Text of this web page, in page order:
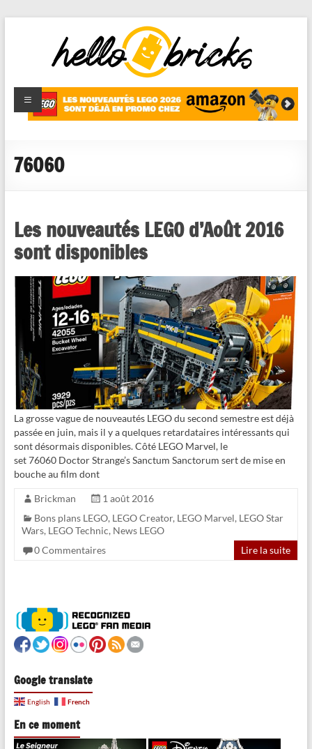
HelloBricks
Blog LEGO,
nouveaut�s
reviews
76060
Les nouveautés LEGO d’Août 2016
sont disponibles
La grosse vague de nouveautés LEGO du second semestre est déjà
passée en juin, mais il y a quelques retardataires intéressants qui
sont désormais disponibles. Côté LEGO Marvel, le
set 76060 Doctor Strange’s Sanctum Sanctorum sert de mise en
bouche au film dont
Brickman
1 août 2016
Bons plans LEGO, LEGO Creator, LEGO Marvel, LEGO Star
Wars, LEGO Technic, News LEGO
0 Commentaires
Lire la suite
Google translate
English French
En ce moment